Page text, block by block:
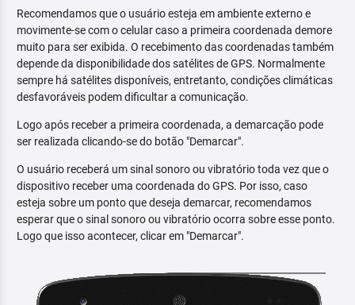
Recomendamos que o usuário esteja em ambiente externo e
movimente-se com o celular caso a primeira coordenada demore
muito para ser exibida. O recebimento das coordenadas também
depende da disponibilidade dos satélites de GPS. Normalmente
sempre há satélites disponíveis, entretanto, condições climáticas
desfavoráveis podem dificultar a comunicação.
Logo após receber a primeira coordenada, a demarcação pode
ser realizada clicando-se do botão "Demarcar".
O usuário receberá um sinal sonoro ou vibratório toda vez que o
dispositivo receber uma coordenada do GPS. Por isso, caso
esteja sobre um ponto que deseja demarcar, recomendamos
esperar que o sinal sonoro ou vibratório ocorra sobre esse ponto.
Logo que isso acontecer, clicar em "Demarcar".